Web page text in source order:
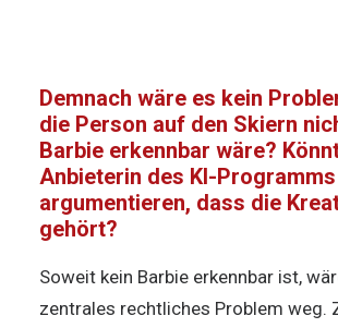
Demnach wäre es kein
die Person auf den Skiern
Barbie erkennbar wäre?
Anbieterin des KI-Programms
argumentieren, dass die
gehört?
Soweit kein Barbie erkennbar ist,
zentrales rechtliches Problem weg.